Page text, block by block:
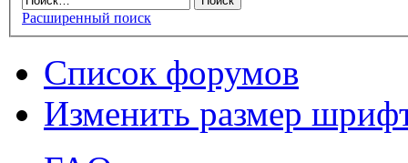
Расширенный поиск
Список форумов
Изменить размер